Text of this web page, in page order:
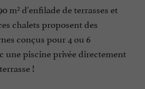
7
m² d'enfilade de terrasses et
chalets proposent des
conçus pour 4 ou 6
une piscine privée directement
!